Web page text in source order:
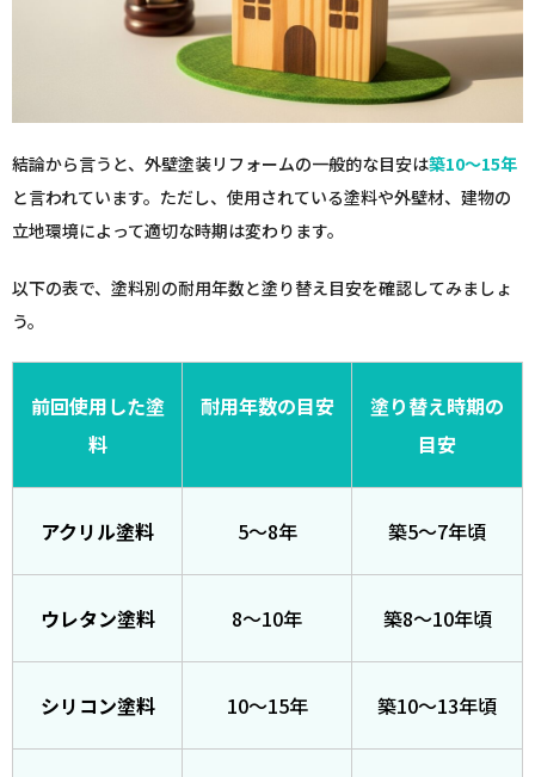
結論から言うと、外壁塗装リフォームの一般的な目安は築10〜15年
と言われています。ただし、使用されている塗料や外壁材、建物の
立地環境によって適切な時期は変わります。
以下の表で、塗料別の耐用年数と塗り替え目安を確認してみましょ
う。
前回使用した塗
料
耐用年数の目安
塗り替え時期の
目安
アクリル塗料 5〜8年 築5〜7年頃
ウレタン塗料 8〜10年 築8〜10年頃
シリコン塗料 10〜15年 築10〜13年頃